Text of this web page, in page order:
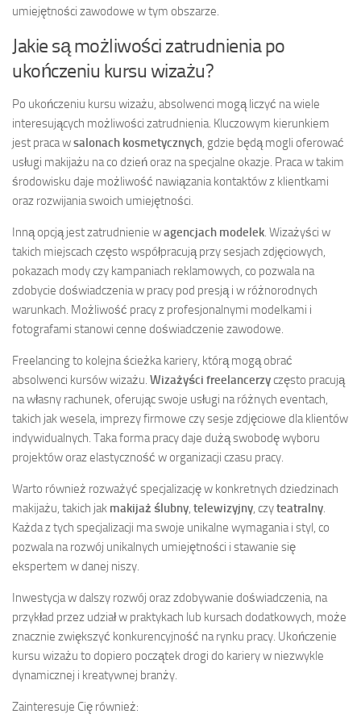
umiejętności zawodowe w tym obszarze.
Jakie są możliwości zatrudnienia po
ukończeniu kursu wizażu?
Po ukończeniu kursu wizażu, absolwenci mogą liczyć na wiele
interesujących możliwości zatrudnienia. Kluczowym kierunkiem
jest praca wsalonach kosmetycznych, gdzie będą mogli oferować
usługi makijażu na co dzień oraz na specjalne okazje. Praca w takim
środowisku daje możliwość nawiązania kontaktów z klientkami
oraz rozwijania swoich umiejętności.
Inną opcją jest zatrudnienie wagencjach modelek. Wizażyści w
takich miejscach często współpracują przy sesjach zdjęciowych,
pokazach mody czy kampaniach reklamowych, co pozwala na
zdobycie doświadczenia w pracy pod presją i w różnorodnych
warunkach. Możliwość pracy z profesjonalnymi modelkami i
fotografami stanowi cenne doświadczenie zawodowe.
Freelancing to kolejna ścieżka kariery, którą mogą obrać
absolwenci kursów wizażu. Wizażyści freelancerzyczęsto pracują
na własny rachunek, oferując swoje usługi na różnych eventach,
takich jak wesela, imprezy firmowe czy sesje zdjęciowe dla klientów
indywidualnych. Taka forma pracy daje dużą swobodę wyboru
projektów oraz elastyczność w organizacji czasu pracy.
Warto również rozważyć specjalizację w konkretnych dziedzinach
makijażu, takich jak makijaż ślubny, telewizyjny, czyteatralny.
Każda z tych specjalizacji ma swoje unikalne wymagania i styl, co
pozwala na rozwój unikalnych umiejętności i stawanie się
ekspertem w danej niszy.
Inwestycja w dalszy rozwój oraz zdobywanie doświadczenia, na
przykład przez udział w praktykach lub kursach dodatkowych, może
znacznie zwiększyć konkurencyjność na rynku pracy. Ukończenie
kursu wizażu to dopiero początek drogi do kariery w niezwykle
dynamicznej i kreatywnej branży.
Zainteresuje Cię również: